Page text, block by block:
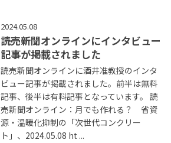
2024.05.08
読売新聞オンラインにインタビュー
記事が掲載されました
読売新聞オンラインに酒井准教授のインタ
ビュー記事が掲載されました。前半は無料
記事、後半は有料記事となっています。 読
売新聞オンライン：月でも作れる？ 省資
源・温暖化抑制の「次世代コンクリー
ト」、2024.05.08 ht ...